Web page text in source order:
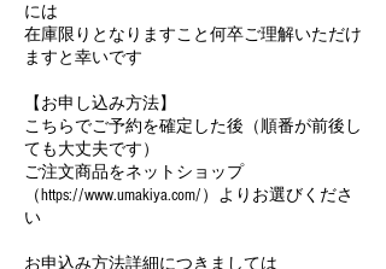
には
在庫限りとなりますこと何卒ご理解いただけ
ますと幸いです
【お申し込み方法】
こちらでご予約を確定した後（順番が前後し
ても大丈夫です）
ご注文商品をネットショップ
（https://www.umakiya.com/）よりお選びくださ
い
お申込み方法詳細につきましては